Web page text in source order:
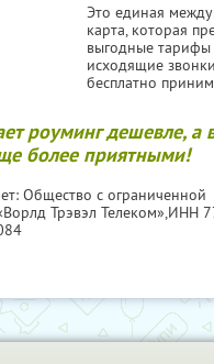
Это единая
карта, которая
выгодные
исходящие
бесплатно
роуминг дешевле, а
более приятными!
Общество с ограниченной
Трэвэл Телеком»,ИНН